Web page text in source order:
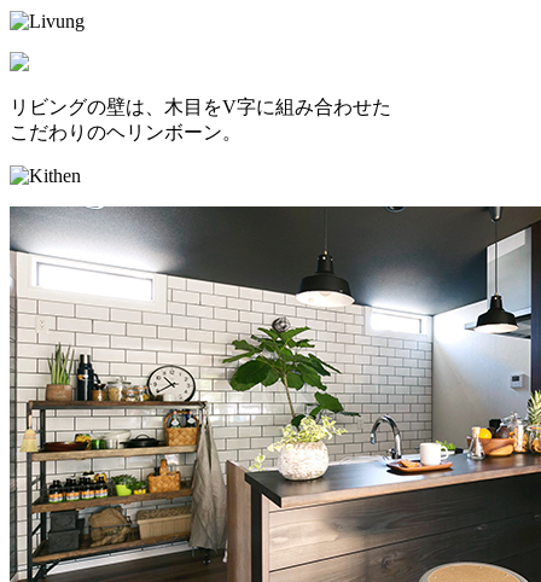
リビングの壁は、木目をV字に組み合わせた
こだわりのヘリンボーン。